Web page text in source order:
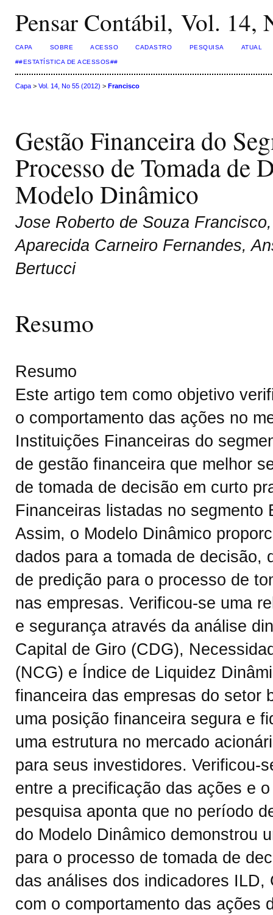
Pensar Contábil, Vol. 14,
CAPA SOBRE ACESSO CADASTRO PESQUISA ATUAL
##ESTATÍSTICA DE ACESSOS##
Capa> Vol. 14, No 55 (2012) > Francisco
Gestão Financeira do
Processo de Tomada de
Modelo Dinâmico
Jose Roberto de Souza
Aparecida Carneiro Fernandes,
Bertucci
Resumo
Resumo
Este artigo tem como objetivo
o comportamento das ações no
Instituições Financeiras do
de gestão financeira que melhor
de tomada de decisão em curto
Financeiras listadas no segmento
Assim, o Modelo Dinâmico
dados para a tomada de decisão,
de predição para o processo de
nas empresas. Verificou-se uma
e segurança através da análise
Capital de Giro (CDG),
(NCG) e Índice de Liquidez
financeira das empresas do setor
uma posição financeira segura e
uma estrutura no mercado
para seus investidores. Verificou-
entre a precificação das ações e
pesquisa aponta que no período
do Modelo Dinâmico demonstrou
para o processo de tomada de
das análises dos indicadores
com o comportamento das ações